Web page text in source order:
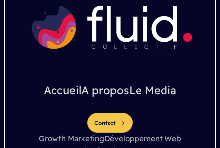
AccueilA proposLe Media
Contact
Growth MarketingDéveloppement Web